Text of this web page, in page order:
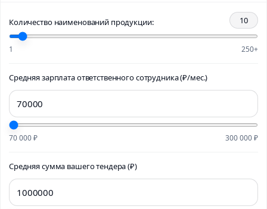
Количество наименований продукции: 10
1 250+
Средняя зарплата ответственного сотрудника (₽/мес.)
70 000 ₽ 300 000 ₽
Средняя сумма вашего тендера (₽)